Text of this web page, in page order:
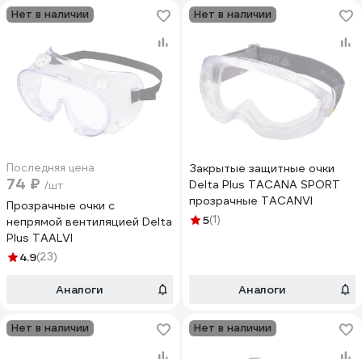
Нет в наличии
Последняя цена
74 ₽ /шт
Прозрачные очки с
непрямой вентиляцией Delta
Plus TAALVI
4.9(23)
Аналоги
Нет в наличии
Закрытые защитные очки
Delta Plus TACANA SPORT
прозрачные TACANVI
5(1)
Аналоги
Нет в наличии Нет в наличии